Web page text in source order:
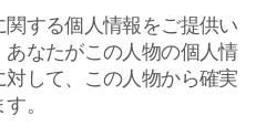
する個人情報をご提供い
なたがこの人物の個人情
して、この人物から確実
。